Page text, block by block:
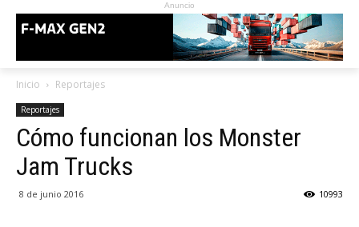
Anuncio
Inicio Reportajes
Reportajes
Cómo funcionan los Monster
Jam Trucks
8 de junio 2016 10993